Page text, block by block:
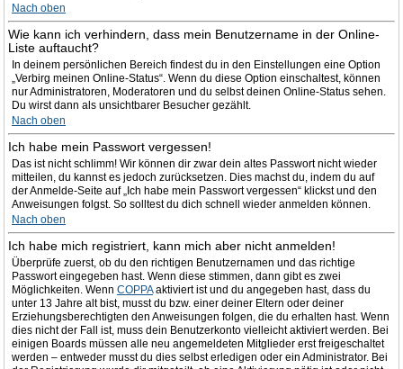
Nach oben
Wie kann ich verhindern, dass mein Benutzername in der Online-
Liste auftaucht?
In deinem persönlichen Bereich findest du in den Einstellungen eine Option
„Verbirg meinen Online-Status“. Wenn du diese Option einschaltest, können
nur Administratoren, Moderatoren und du selbst deinen Online-Status sehen.
Du wirst dann als unsichtbarer Besucher gezählt.
Nach oben
Ich habe mein Passwort vergessen!
Das ist nicht schlimm! Wir können dir zwar dein altes Passwort nicht wieder
mitteilen, du kannst es jedoch zurücksetzen. Dies machst du, indem du auf
der Anmelde-Seite auf „Ich habe mein Passwort vergessen“ klickst und den
Anweisungen folgst. So solltest du dich schnell wieder anmelden können.
Nach oben
Ich habe mich registriert, kann mich aber nicht anmelden!
Überprüfe zuerst, ob du den richtigen Benutzernamen und das richtige
Passwort eingegeben hast. Wenn diese stimmen, dann gibt es zwei
Möglichkeiten. Wenn COPPAaktiviert ist und du angegeben hast, dass du
unter 13 Jahre alt bist, musst du bzw. einer deiner Eltern oder deiner
Erziehungsberechtigten den Anweisungen folgen, die du erhalten hast. Wenn
dies nicht der Fall ist, muss dein Benutzerkonto vielleicht aktiviert werden. Bei
einigen Boards müssen alle neu angemeldeten Mitglieder erst freigeschaltet
werden – entweder musst du dies selbst erledigen oder ein Administrator. Bei